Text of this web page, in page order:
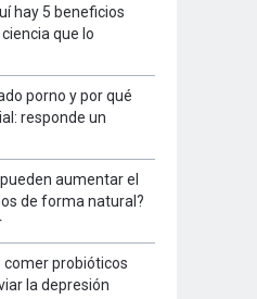
hay 5 beneficios
que lo
porno y por qué
responde un
aumentar el
de forma natural?
comer probióticos
la depresión